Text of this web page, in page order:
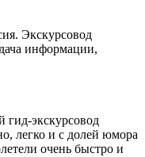
Экскурсовод
информации,
гид-экскурсовод
легко и с долей юмора
очень быстро и